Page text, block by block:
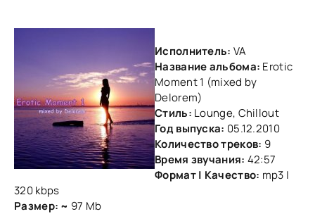
Исполнитель: VA
Название альбома: Erotic
Moment 1 (mixed by
Delorem)
Стиль: Lounge, Chillout
Год выпуска: 05.12.2010
Количество треков: 9
Время звучания: 42:57
Формат | Качество: mp3 |
320 kbps
Размер: ~ 97 Mb